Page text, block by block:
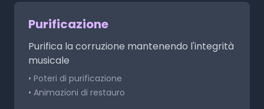
Purificazione
Purifica la corruzione mantenendo l'integrità
musicale
• Poteri di purificazione
• Animazioni di restauro